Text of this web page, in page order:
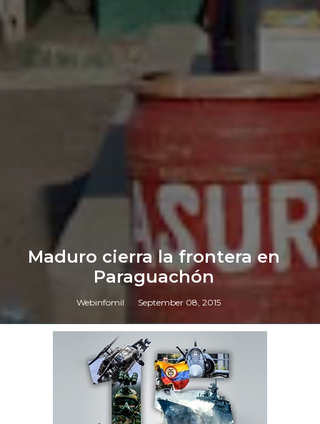
Maduro cierra la frontera en
Paraguachón
Webinfomil September 08, 2015